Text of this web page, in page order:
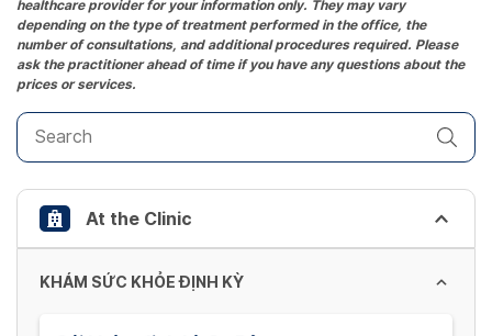
question
mark
key
to
get
the
keyboard
shortcuts
for
changing
dates.
healthcare provider for your information only. They may vary
depending on the type of treatment performed in the office, the
number of consultations, and additional procedures required. Please
ask the practitioner ahead of time if you have any questions about the
prices or services.
At the Clinic
KHÁM SỨC KHỎE ĐỊNH KỲ